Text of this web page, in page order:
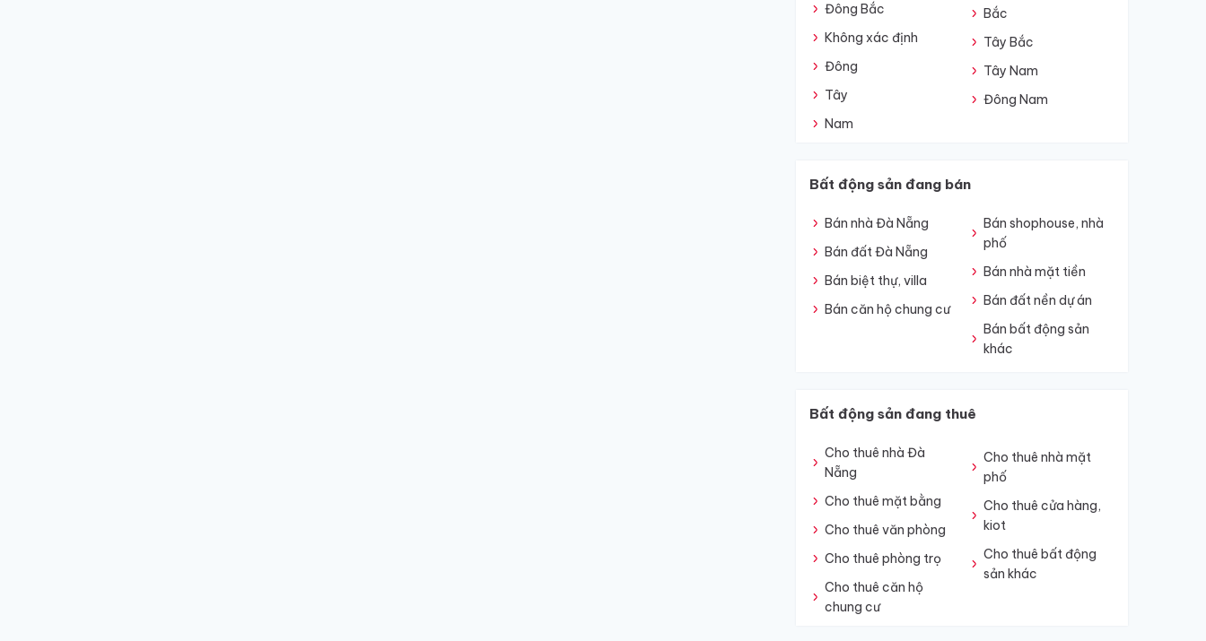
Đông Bắc
Không xác định
Đông
Tây
Nam
Bắc
Tây Bắc
Tây Nam
Đông Nam
Bất động sản đang bán
Bán nhà Đà Nẵng
Bán đất Đà Nẵng
Bán biệt thự, villa
Bán căn hộ chung cư
Bán shophouse, nhà
phố
Bán nhà mặt tiền
Bán đất nền dự án
Bán bất động sản
khác
Bất động sản đang thuê
Cho thuê nhà Đà
Nẵng
Cho thuê mặt bằng
Cho thuê văn phòng
Cho thuê phòng trọ
Cho thuê căn hộ
chung cư
Cho thuê nhà mặt
phố
Cho thuê cửa hàng,
kiot
Cho thuê bất động
sản khác